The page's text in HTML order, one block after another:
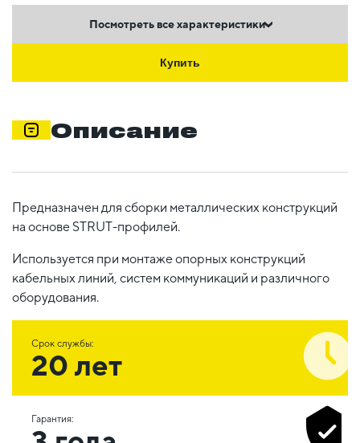
Посмотреть все характеристики
Купить
Описание
Предназначен для сборки металлических конструкций
на основе STRUT-профилей.
Используется при монтаже опорных конструкций
кабельных линий, систем коммуникаций и различного
оборудования.
Срок службы:
20 лет
Гарантия: